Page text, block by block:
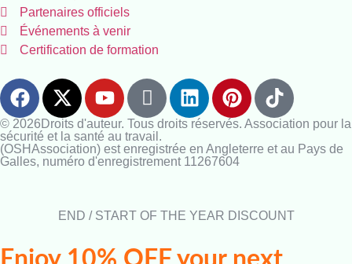
Partenaires officiels
Événements à venir
Certification de formation
© 2026Droits d'auteur. Tous droits réservés. Association pour la
sécurité et la santé au travail.
(OSHAssociation) est enregistrée en Angleterre et au Pays de
Galles, numéro d'enregistrement 11267604
END / START OF THE YEAR DISCOUNT